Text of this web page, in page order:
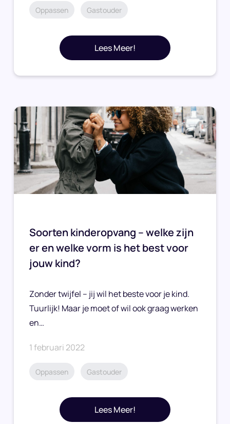
Oppassen Gastouder
Lees Meer!
Soorten kinderopvang – welke zijn
er en welke vorm is het best voor
jouw kind?
Zonder twijfel – jij wil het beste voor je kind.
Tuurlijk! Maar je moet of wil ook graag werken
en…
1 februari 2022
Oppassen Gastouder
Lees Meer!